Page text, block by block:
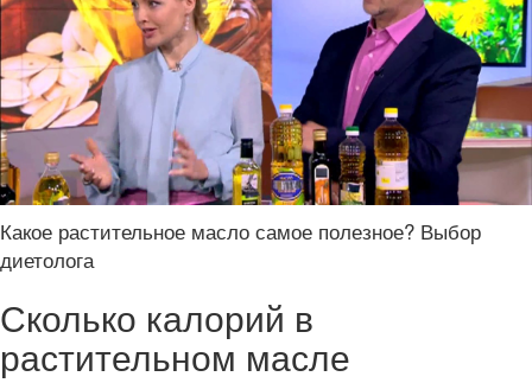
Какое растительное масло самое полезное? Выбор
диетолога
Сколько калорий в
растительном масле